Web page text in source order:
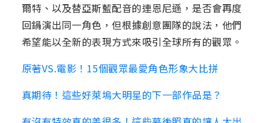
爾特、以及替亞斯藍配音的連恩尼遜，是否會再度
回鍋演出同一角色，但根據創意團隊的說法，他們
希望能以全新的表現方式來吸引全球所有的觀眾。
原著VS.電影！15個觀眾最愛角色形象大比拼
真期待！這些好萊塢大明星的下一部作品是？